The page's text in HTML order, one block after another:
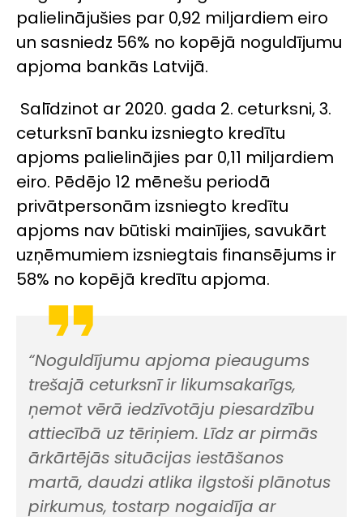
palielinājušies par 0,92 miljardiem eiro
un sasniedz 56% no kopējā noguldījumu
apjoma bankās Latvijā.
Salīdzinot ar 2020. gada 2. ceturksni, 3.
ceturksnī banku izsniegto kredītu
apjoms palielinājies par 0,11 miljardiem
eiro. Pēdējo 12 mēnešu periodā
privātpersonām izsniegto kredītu
apjoms nav būtiski mainījies, savukārt
uzņēmumiem izsniegtais finansējums ir
58% no kopējā kredītu apjoma.
“Noguldījumu apjoma pieaugums
trešajā ceturksnī ir likumsakarīgs,
ņemot vērā iedzīvotāju piesardzību
attiecībā uz tēriņiem. Līdz ar pirmās
ārkārtējās situācijas iestāšanos
martā, daudzi atlika ilgstoši plānotus
pirkumus, tostarp nogaidīja ar